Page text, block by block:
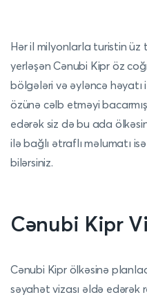
Hər il milyonlarla turistin üz
yerləşən Cənubi Kipr öz
bölgələri və əyləncə həyatı
özünə cəlb etməyi
edərək siz də bu ada
ilə bağlı ətraflı məlumatı
bilərsiniz.
Cənubi Kipr
Cənubi Kipr ölkəsinə
səyahət vizası əldə edərək